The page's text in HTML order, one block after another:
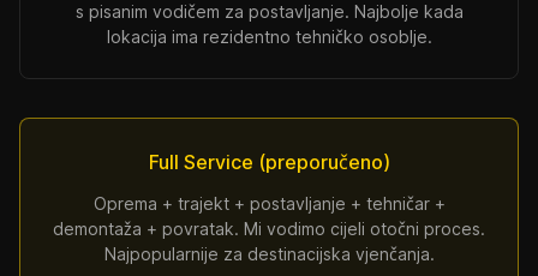
s pisanim vodičem za postavljanje. Najbolje kada
lokacija ima rezidentno tehničko osoblje.
Full Service (preporučeno)
Oprema + trajekt + postavljanje + tehničar +
demontaža + povratak. Mi vodimo cijeli otočni proces.
Najpopularnije za destinacijska vjenčanja.